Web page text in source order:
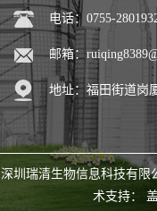
电话：0755-
邮箱：
地址：福田街道岗
深圳瑞清生物信息科技有限
术支持：